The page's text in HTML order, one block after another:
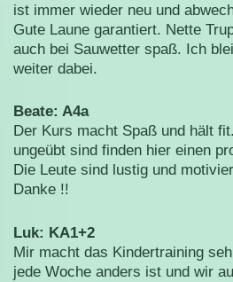
ist immer wieder neu und
Gute Laune garantiert. Nette
auch bei Sauwetter spaß. Ich
weiter dabei.
Beate: A4a
Der Kurs macht Spaß und hält
ungeübt sind finden hier einen
Die Leute sind lustig und
Danke !!
Luk: KA1+2
Mir macht das Kindertraining
jede Woche anders ist und wir